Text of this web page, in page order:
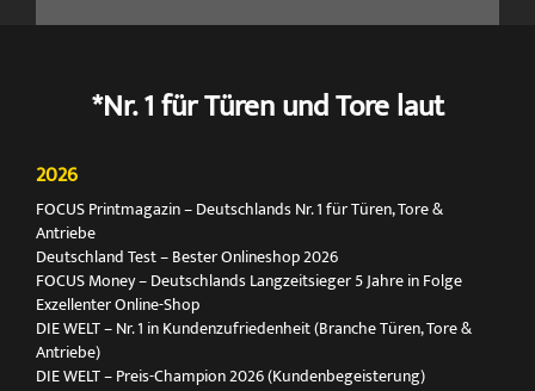
*Nr. 1 für Türen und Tore laut
2026
FOCUS Printmagazin – Deutschlands Nr. 1 für Türen, Tore &
Antriebe
Deutschland Test – Bester Onlineshop 2026
FOCUS Money – Deutschlands Langzeitsieger 5 Jahre in Folge
Exzellenter Online-Shop
DIE WELT – Nr. 1 in Kundenzufriedenheit (Branche Türen, Tore &
Antriebe)
DIE WELT – Preis-Champion 2026 (Kundenbegeisterung)